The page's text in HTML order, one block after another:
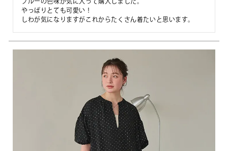
ブルーの色味が気に入って購入しました。
やっぱりとても可愛い！
しわが気になりますがこれからたくさん着たいと思います。